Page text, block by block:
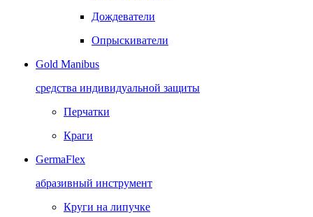
Дождеватели
Опрыскиватели
Gold Manibus
средства индивидуальной защиты
Перчатки
Краги
GermaFlex
абразивный инструмент
Круги на липучке